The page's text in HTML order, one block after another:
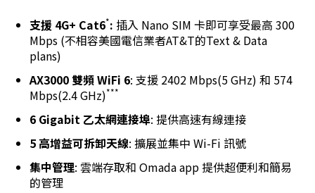
支援 4G+ Cat6*: 插入 Nano SIM 卡即可享受最高 300
Mbps (不相容美國電信業者AT&T的Text & Data
plans)
AX3000 雙頻 WiFi 6: 支援 2402 Mbps(5 GHz) 和 574
Mbps(2.4 GHz)***
6 Gigabit 乙太網連接埠: 提供高速有線連接
5 高增益可拆卸天線: 擴展並集中 Wi-Fi 訊號
集中管理: 雲端存取和 Omada app 提供超便利和簡易
的管理